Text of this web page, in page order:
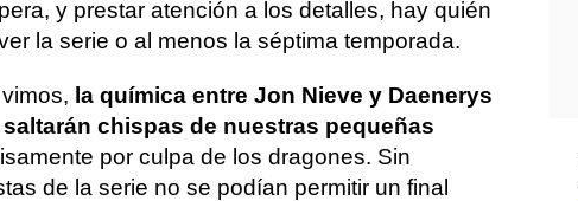
y prestar atención a los detalles, hay quién
la serie o al menos la séptima temporada.
la química entre Jon Nieve y Daenerys
saltarán chispas de nuestras pequeñas
por culpa de los dragones. Sin
de la serie no se podían permitir un final